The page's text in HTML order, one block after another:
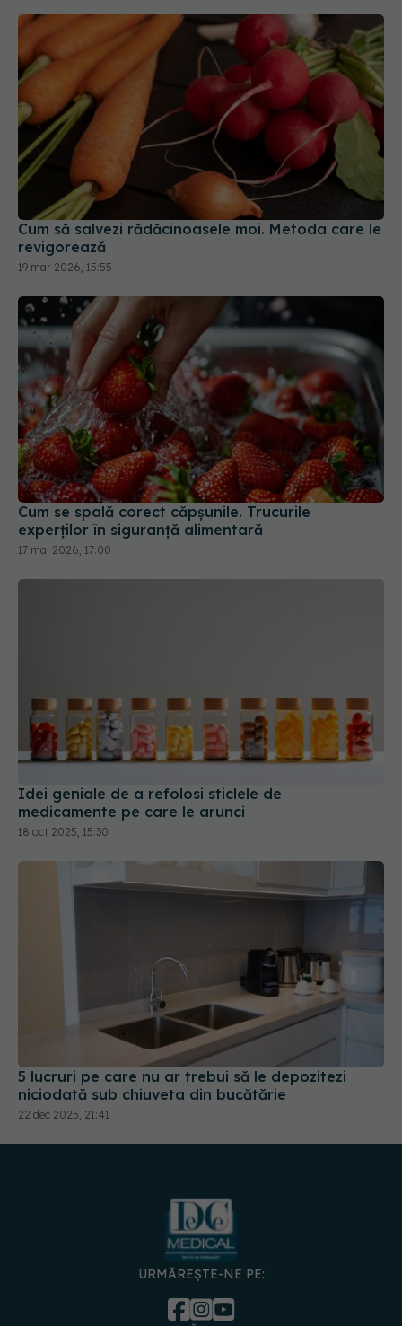
Cum să salvezi rădăcinoasele moi. Metoda care le
revigorează
19 mar 2026, 15:55
Cum se spală corect căpșunile. Trucurile
experților în siguranță alimentară
17 mai 2026, 17:00
Idei geniale de a refolosi sticlele de
medicamente pe care le arunci
18 oct 2025, 15:30
5 lucruri pe care nu ar trebui să le depozitezi
niciodată sub chiuveta din bucătărie
22 dec 2025, 21:41
URMĂREȘTE-NE PE: